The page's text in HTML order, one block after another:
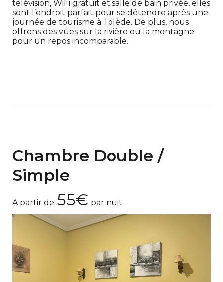
télévision, WiFi gratuit et salle de bain privée, elles
sont l’endroit parfait pour se détendre après une
journée de tourisme à Tolède. De plus, nous
offrons des vues sur la rivière ou la montagne
pour un repos incomparable.
Chambre Double /
Simple
A partir de 55€ par nuit